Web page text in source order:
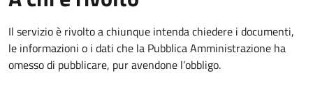
Il servizio è rivolto a chiunque intenda chiedere i documenti,
le informazioni o i dati che la Pubblica Amministrazione ha
omesso di pubblicare, pur avendone l’obbligo.